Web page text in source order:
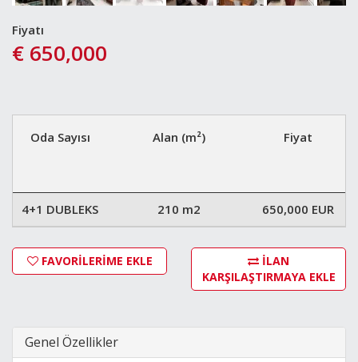
Fiyatı
€ 650,000
Oda Sayısı Alan (m²) Fiyat
4+1 DUBLEKS 210 m2 650,000 EUR
FAVORİLERİME EKLE
İLAN
KARŞILAŞTIRMAYA EKLE
Genel Özellikler